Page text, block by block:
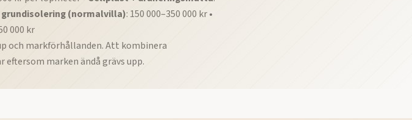
(normalvilla): 150 000–350 000 kr •
000 kr
och markförhållanden. Att kombinera
marken ändå grävs upp.